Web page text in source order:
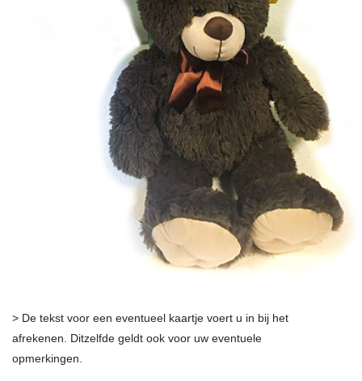
> De tekst voor een eventueel kaartje voert u in bij het
afrekenen. Ditzelfde geldt ook voor uw eventuele
opmerkingen.